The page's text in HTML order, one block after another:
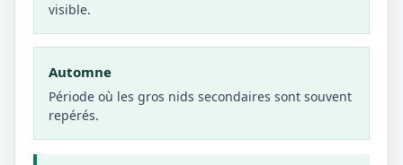
visible.
Automne
Période où les gros nids secondaires sont souvent
repérés.